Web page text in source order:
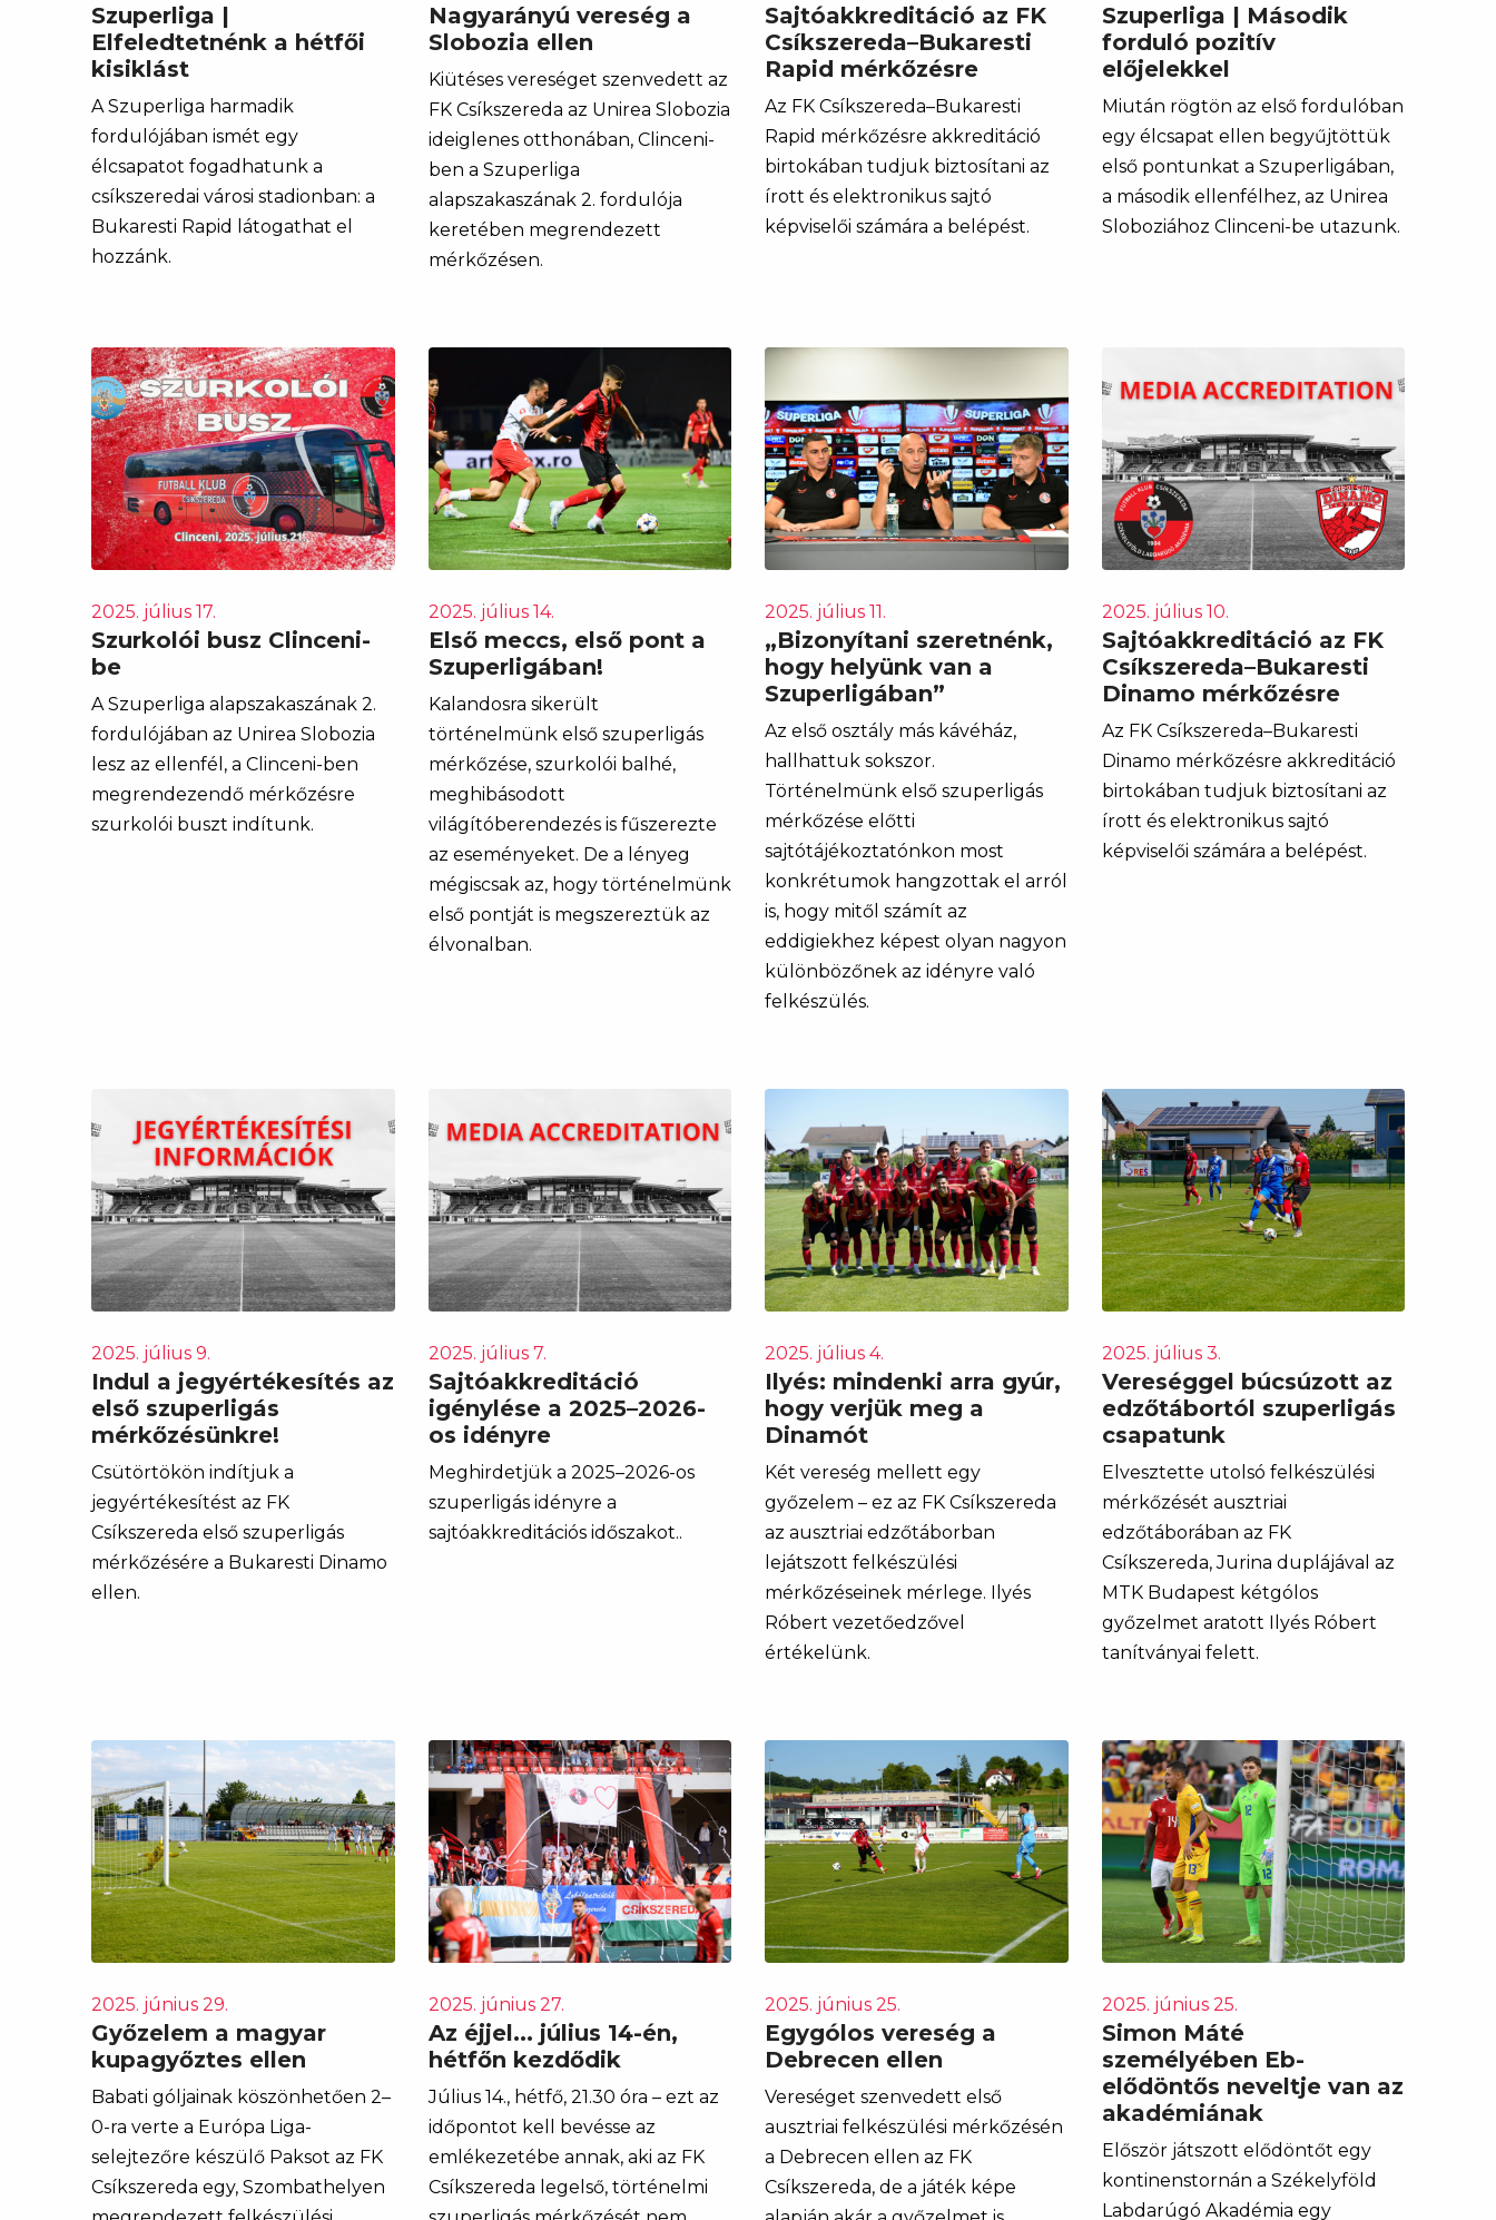
Szuperliga |
Elfeledtetnénk a hétfői
kisiklást
A Szuperliga harmadik
fordulójában ismét egy
élcsapatot fogadhatunk a
csíkszeredai városi stadionban: a
Bukaresti Rapid látogathat el
hozzánk.
Nagyarányú vereség a
Slobozia ellen
Kiütéses vereséget szenvedett az
FK Csíkszereda az Unirea Slobozia
ideiglenes otthonában, Clinceni-
ben a Szuperliga
alapszakaszának 2. fordulója
keretében megrendezett
mérkőzésen.
Sajtóakkreditáció az FK
Csíkszereda–Bukaresti
Rapid mérkőzésre
Az FK Csíkszereda–Bukaresti
Rapid mérkőzésre akkreditáció
birtokában tudjuk biztosítani az
írott és elektronikus sajtó
képviselői számára a belépést.
Szuperliga | Második
forduló pozitív
előjelekkel
Miután rögtön az első fordulóban
egy élcsapat ellen begyűjtöttük
első pontunkat a Szuperligában,
a második ellenfélhez, az Unirea
Sloboziához Clinceni-be utazunk.
2025. július 17.
Szurkolói busz Clinceni-
be
A Szuperliga alapszakaszának 2.
fordulójában az Unirea Slobozia
lesz az ellenfél, a Clinceni-ben
megrendezendő mérkőzésre
szurkolói buszt indítunk.
2025. július 14.
Első meccs, első pont a
Szuperligában!
Kalandosra sikerült
történelmünk első szuperligás
mérkőzése, szurkolói balhé,
meghibásodott
világítóberendezés is fűszerezte
az eseményeket. De a lényeg
mégiscsak az, hogy történelmünk
első pontját is megszereztük az
élvonalban.
2025. július 11.
„Bizonyítani szeretnénk,
hogy helyünk van a
Szuperligában”
Az első osztály más kávéház,
hallhattuk sokszor.
Történelmünk első szuperligás
mérkőzése előtti
sajtótájékoztatónkon most
konkrétumok hangzottak el arról
is, hogy mitől számít az
eddigiekhez képest olyan nagyon
különbözőnek az idényre való
felkészülés.
2025. július 10.
Sajtóakkreditáció az FK
Csíkszereda–Bukaresti
Dinamo mérkőzésre
Az FK Csíkszereda–Bukaresti
Dinamo mérkőzésre akkreditáció
birtokában tudjuk biztosítani az
írott és elektronikus sajtó
képviselői számára a belépést.
2025. július 9.
Indul a jegyértékesítés az
első szuperligás
mérkőzésünkre!
Csütörtökön indítjuk a
jegyértékesítést az FK
Csíkszereda első szuperligás
mérkőzésére a Bukaresti Dinamo
ellen.
2025. július 7.
Sajtóakkreditáció
igénylése a 2025–2026-
os idényre
Meghirdetjük a 2025–2026-os
szuperligás idényre a
sajtóakkreditációs időszakot..
2025. július 4.
Ilyés: mindenki arra gyúr,
hogy verjük meg a
Dinamót
Két vereség mellett egy
győzelem – ez az FK Csíkszereda
az ausztriai edzőtáborban
lejátszott felkészülési
mérkőzéseinek mérlege. Ilyés
Róbert vezetőedzővel
értékelünk.
2025. július 3.
Vereséggel búcsúzott az
edzőtábortól szuperligás
csapatunk
Elvesztette utolsó felkészülési
mérkőzését ausztriai
edzőtáborában az FK
Csíkszereda, Jurina duplájával az
MTK Budapest kétgólos
győzelmet aratott Ilyés Róbert
tanítványai felett.
2025. június 29.
Győzelem a magyar
kupagyőztes ellen
Babati góljainak köszönhetően 2–
0-ra verte a Európa Liga-
selejtezőre készülő Paksot az FK
Csíkszereda egy, Szombathelyen
2025. június 27.
Az éjjel... július 14-én,
hétfőn kezdődik
Július 14., hétfő, 21.30 óra – ezt az
időpontot kell bevésse az
emlékezetébe annak, aki az FK
Csíkszereda legelső, történelmi
2025. június 25.
Egygólos vereség a
Debrecen ellen
Vereséget szenvedett első
ausztriai felkészülési mérkőzésén
a Debrecen ellen az FK
Csíkszereda, de a játék képe
2025. június 25.
Simon Máté
személyében Eb-
elődöntős neveltje van az
akadémiának
Először játszott elődöntőt egy
kontinenstornán a Székelyföld
Labdarúgó Akadémia egy